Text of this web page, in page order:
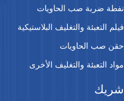
نفطة ضربة صب الحاويات
فيلم التعبئة والتغليف البلاستيكية
حقن صب الحاويات
مواد التعبئة والتغليف الأخرى
شريك